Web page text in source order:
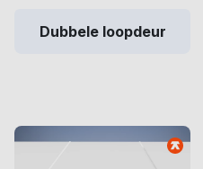
Dubbele loopdeur